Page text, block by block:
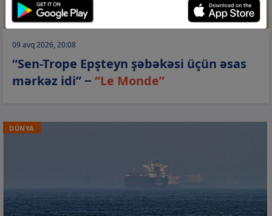
09 avq 2026, 20:08
“Sen-Trope Epşteyn şəbəkəsi üçün əsas
mərkəz idi” − “Le Monde”
DÜNYA